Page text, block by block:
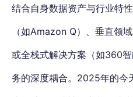
结合自身数据资产与行业特
（如Amazon Q）、垂直领
或全栈式解决方案（如360
务的深度耦合。2025年的今